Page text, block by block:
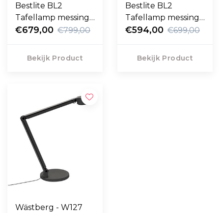
Bestlite BL2
Tafellamp messing -
porselein Ø16
€679,00 €799,00
Bekijk Product
Bestlite BL2
Tafellamp messing -
messing Ø16
€594,00 €699,00
Bekijk Product
Wästberg - W127